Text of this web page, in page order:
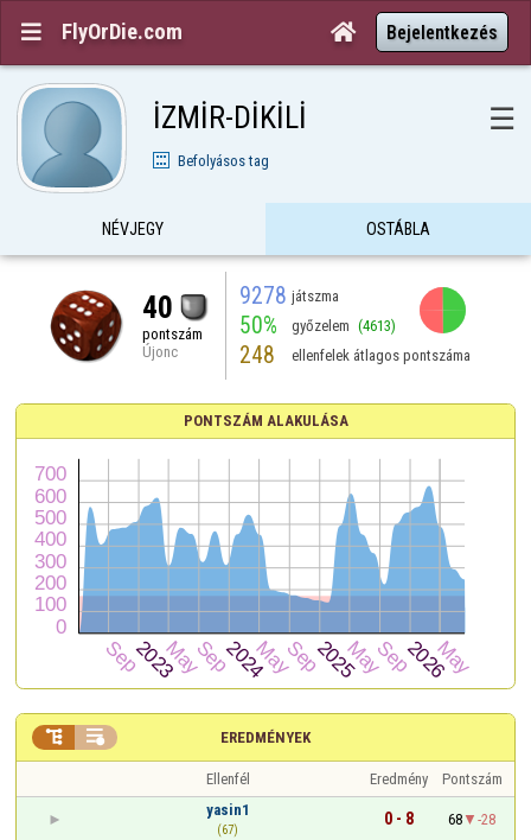
 FlyOrDie.com  Bejelentkezés
İZMİR-DİKİLİ ☰
Befolyásos tag
NÉVJEGY OSTÁBLA
40
pontszám
Újonc
9278 játszma
50% győzelem (4613)
248 ellenfelek átlagos pontszáma
PONTSZÁM ALAKULÁSA
EREDMÉNYEK
 
Ellenfél Eredmény
Pontszám
yasin1
(67)
0 - 8 68
-28